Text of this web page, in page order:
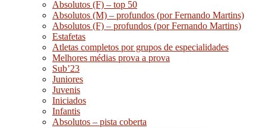
Absolutos (F) – top 50
Absolutos (M) – profundos (por Fernando Martins)
Absolutos (F) – profundos (por Fernando Martins)
Estafetas
Atletas completos por grupos de especialidades
Melhores médias prova a prova
Sub’23
Juniores
Juvenis
Iniciados
Infantis
Absolutos – pista coberta